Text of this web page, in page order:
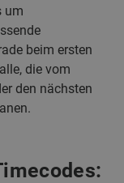
um
beim ersten
die vom
den nächsten